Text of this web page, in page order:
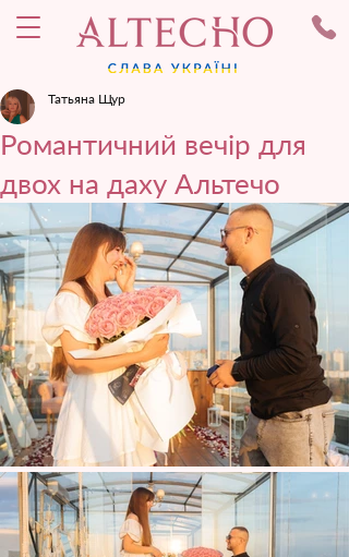
Романтичний вечір для
двох на даху Альтечо
Татьяна Щур